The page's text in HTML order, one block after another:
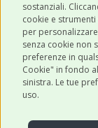
sostanziali.
cookie e
per
senza cookie non
preferenze in
Cookie" in fondo
sinistra. Le tue
uso.